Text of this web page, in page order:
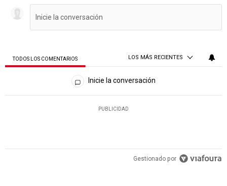
TODOS LOS COMENTARIOS LOS MÁS RECIENTES
Todos los comentarios
Inicie la conversación
PUBLICIDAD
Gestionado por